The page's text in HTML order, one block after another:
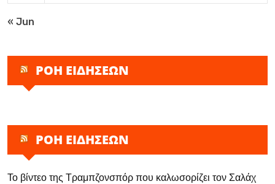
« Jun
ΡΟΗ ΕΙΔΗΣΕΩΝ
ΡΟΗ ΕΙΔΗΣΕΩΝ
Το βίντεο της Τραμπζονσπόρ που καλωσορίζει τον Σαλάχ